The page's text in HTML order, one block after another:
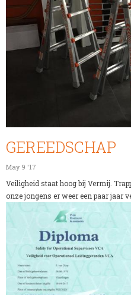
GEREEDSCHAP
May 9 '17
Veiligheid staat hoog bij Vermij.
onze jongens er weer een paar jaar